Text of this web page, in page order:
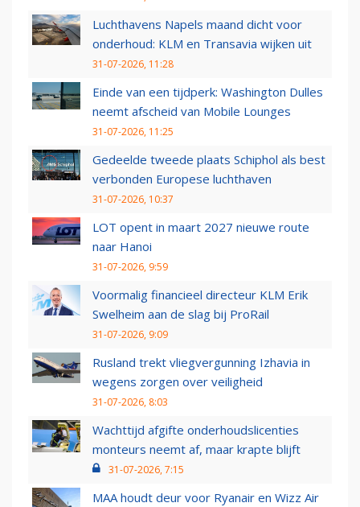
Luchthavens Napels maand dicht voor
onderhoud: KLM en Transavia wijken uit
31-07-2026, 11:28
Einde van een tijdperk: Washington Dulles
neemt afscheid van Mobile Lounges
31-07-2026, 11:25
Gedeelde tweede plaats Schiphol als best
verbonden Europese luchthaven
31-07-2026, 10:37
LOT opent in maart 2027 nieuwe route
naar Hanoi
31-07-2026, 9:59
Voormalig financieel directeur KLM Erik
Swelheim aan de slag bij ProRail
31-07-2026, 9:09
Rusland trekt vliegvergunning Izhavia in
wegens zorgen over veiligheid
31-07-2026, 8:03
Wachttijd afgifte onderhoudslicenties
monteurs neemt af, maar krapte blijft
31-07-2026, 7:15
MAA houdt deur voor Ryanair en Wizz Air